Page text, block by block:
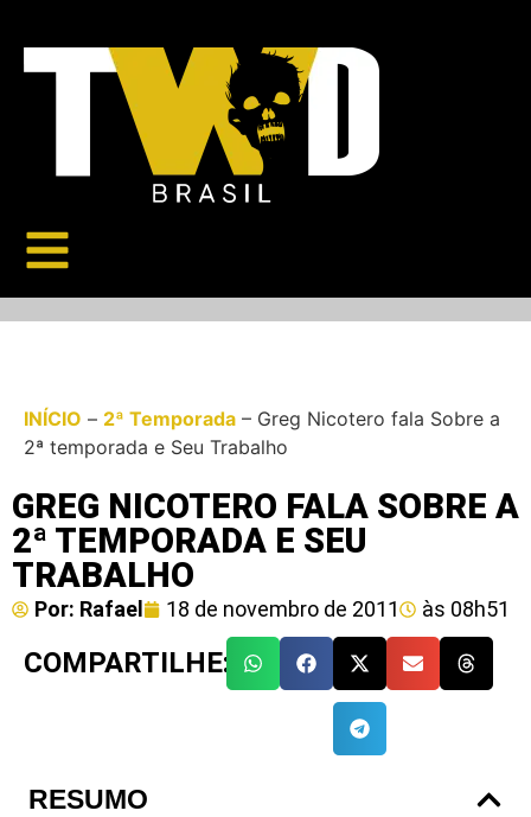
INÍCIO – 2ª Temporada – Greg Nicotero fala Sobre a
2ª temporada e Seu Trabalho
GREG NICOTERO FALA SOBRE A
2ª TEMPORADA E SEU
TRABALHO
Por: Rafael 18 de novembro de 2011 às 08h51
COMPARTILHE:
RESUMO